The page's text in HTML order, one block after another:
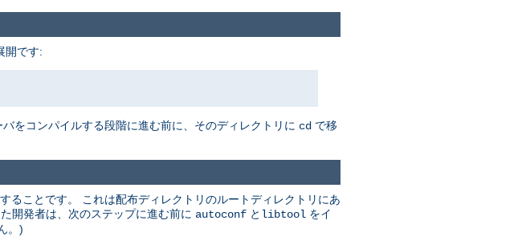
開です:
をコンパイルする段階に進む前に、そのディレクトリに cd で移
ることです。 これは配布ディレクトリのルートディレクトリにあ
開発者は、次のステップに進む前に autoconf と libtool をイ
。)